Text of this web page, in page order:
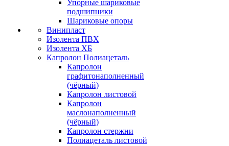
Упорные шариковые
подшипники
Шариковые опоры
Винипласт
Изолента ПВХ
Изолента ХБ
Капролон Полиацеталь
Капролон
графитонаполненный
(чёрный)
Капролон листовой
Капролон
маслонаполненный
(чёрный)
Капролон стержни
Полиацеталь листовой